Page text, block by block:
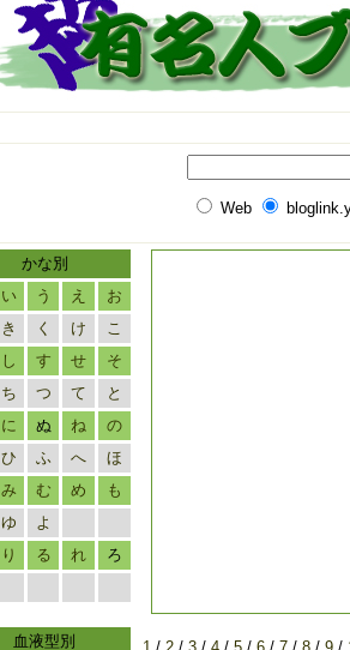
Web
かな別
い う え
お
き く け
こ
し す せ
そ
ち つ て
と
に ぬ ね
の
ひ ふ へ
ほ
み む め
も
ゆ
よ
り る れ
ろ
血液型別